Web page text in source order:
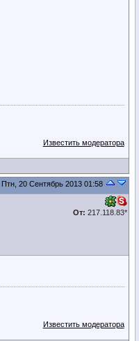
Известить модератора
Птн, 20 Сентябрь 2013 01:58
От: 217.118.83*
Известить модератора